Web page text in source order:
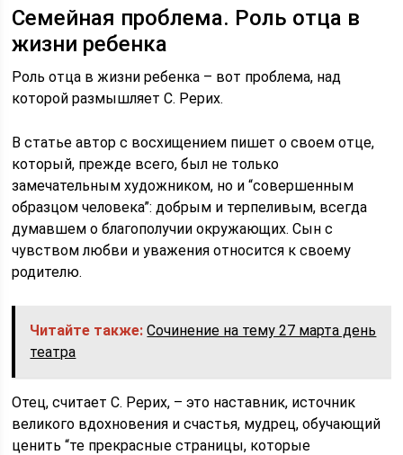
Семейная проблема. Роль отца в
жизни ребенка
Роль отца в жизни ребенка – вот проблема, над
которой размышляет С. Рерих.
В статье автор с восхищением пишет о своем отце,
который, прежде всего, был не только
замечательным художником, но и “совершенным
образцом человека”: добрым и терпеливым, всегда
думавшем о благополучии окружающих. Сын с
чувством любви и уважения относится к своему
родителю.
Читайте также: Сочинение на тему 27 марта день
театра
Отец, считает С. Рерих, – это наставник, источник
великого вдохновения и счастья, мудрец, обучающий
ценить “те прекрасные страницы, которые